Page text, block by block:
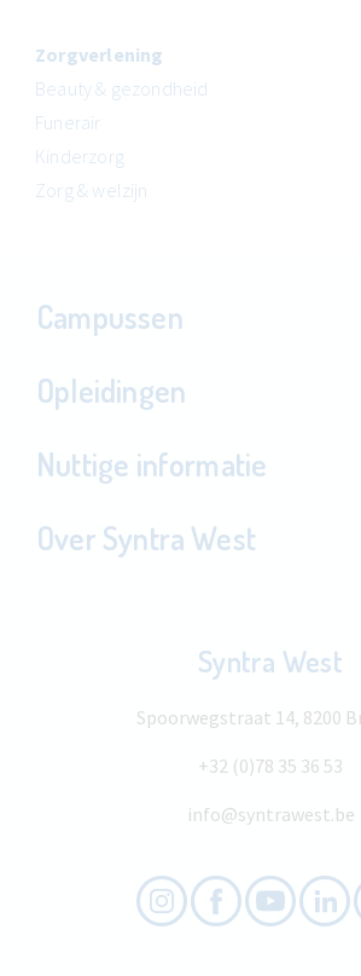
Zorgverlening
Beauty & gezondheid
Funerair
Kinderzorg
Zorg & welzijn
Campussen
Opleidingen
Nuttige informatie
Over Syntra West
Syntra West
Spoorwegstraat 14, 8200
+32 (0)78 35 36 53
info@syntrawest.be